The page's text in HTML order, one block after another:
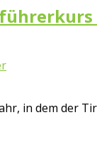
in dem der